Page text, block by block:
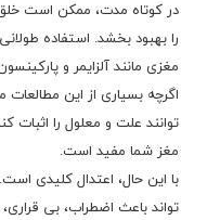
در کوتاه مدت، ممکن است
را بهبود بخشد. استفاده
مغزی مانند آلزایمر و
اگرچه بسیاری از این
توانند علت و معلول را اثبات
مغز شما مفید است.
با این حال، اعتدال کلیدی
تواند باعث اضطراب، بی